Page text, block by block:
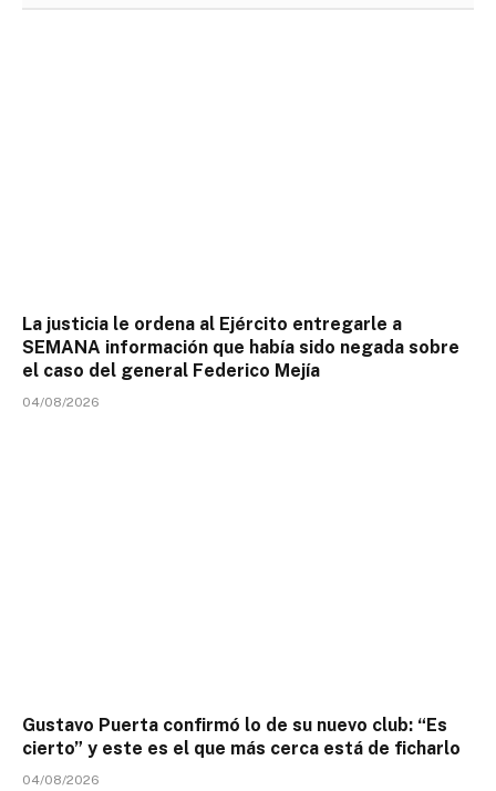
La justicia le ordena al Ejército entregarle a
SEMANA información que había sido negada sobre
el caso del general Federico Mejía
04/08/2026
Gustavo Puerta confirmó lo de su nuevo club: “Es
cierto” y este es el que más cerca está de ficharlo
04/08/2026